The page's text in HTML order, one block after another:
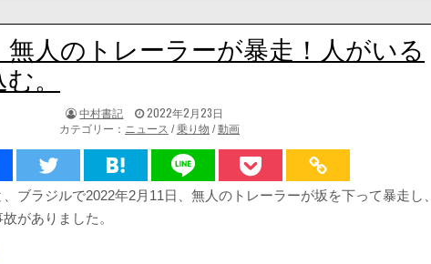
無人のトレーラーが暴走！人がいる
。
著
者:
中村書記
掲
載
日：
2022年2月23日
カテゴリー： ニュース /乗り物 /動画
ブラジルで2022年2月11日、無人のトレーラーが坂を下って暴走し、
がありました。